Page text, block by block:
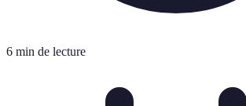
6 min de lecture